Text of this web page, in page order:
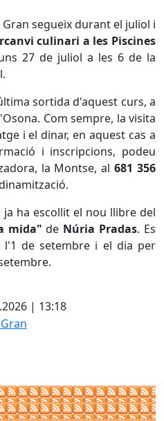
segueix durant el juliol i
culinari a les Piscines
27 de juliol a les 6 de la
sortida d'aquest curs, a
Com sempre, la visita
i el dinar, en aquest cas a
i inscripcions, podeu
la Montse, al 681 356
ja ha escollit el nou llibre del
mida" de Núria Pradas. Es
de setembre i el dia per
| 13:18